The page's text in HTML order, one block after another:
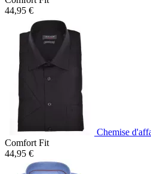
44,95 €
Chemise
Comfort Fit
44,95 €